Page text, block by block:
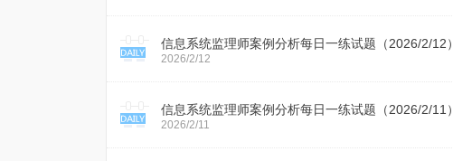
信息系统监理师案例分析每日一练试题（2026/2/12）
2026/2/12
信息系统监理师案例分析每日一练试题（2026/2/11）
2026/2/11